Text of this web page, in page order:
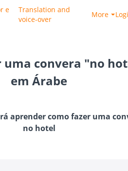
e
Translation and
voice-over
More
uma convera "no
em Árabe
aprender como fazer uma
no hotel